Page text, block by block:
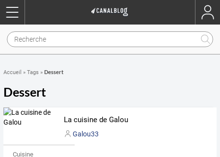
Accueil » Tags » Dessert
Dessert
La cuisine de Galou
Galou33
Cuisine